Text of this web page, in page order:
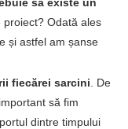
proiect? Odată ales
și astfel am șanse
fiecărei sarcini . De
să fim
dintre timpului